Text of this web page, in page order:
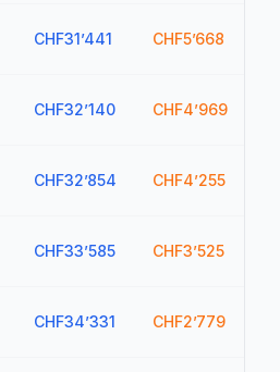
CHF31’441 CHF5’668
CHF32’140 CHF4’969
CHF32’854 CHF4’255
CHF33’585 CHF3’525
CHF34’331 CHF2’779